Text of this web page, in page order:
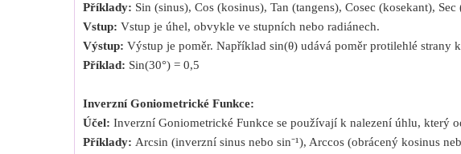
Příklady: Sin (sinus), Cos (kosinus), Tan (tangens), Cosec (kosekant),
Vstup: Vstup je úhel, obvykle ve stupních nebo radiánech.
Výstup: Výstup je poměr. Například sin(θ) udává poměr protilehlé strany
Příklad: Sin(30°) = 0,5
Inverzní Goniometrické Funkce:
Účel: Inverzní Goniometrické Funkce se používají k nalezení úhlu, který
Příklady: Arcsin (inverzní sinus nebo sin⁻¹), Arccos (obrácený kosinus